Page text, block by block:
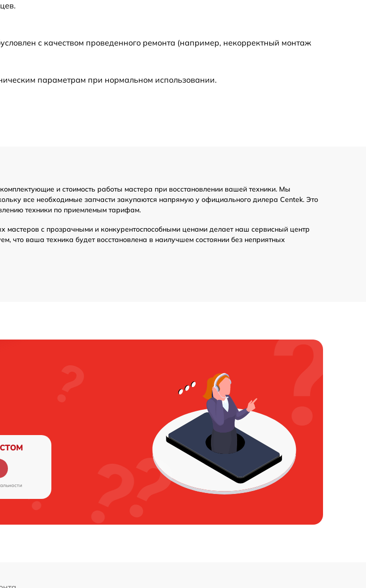
с качеством проведенного ремонта (например, некорректный монтаж
параметрам при нормальном использовании.
и стоимость работы мастера при восстановлении вашей техники. Мы
все необходимые запчасти закупаются напрямую у официального дилера Centek. Это
техники по приемлемым тарифам.
с прозрачными и конкурентоспособными ценами делает наш сервисный центр
что ваша техника будет восстановлена в наилучшем состоянии без неприятных